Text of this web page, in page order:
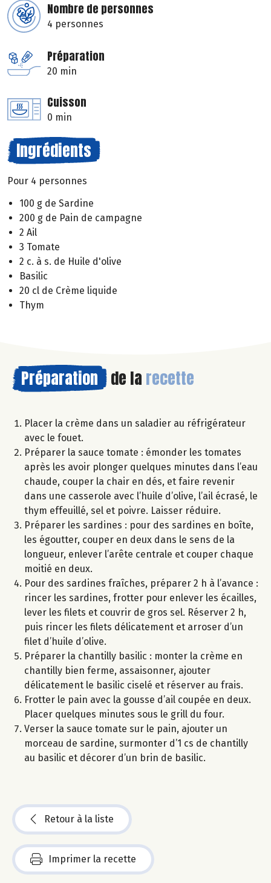
Nombre de personnes
4 personnes
Préparation
20 min
Cuisson
0 min
Ingrédients
Pour 4 personnes
100 g de Sardine
200 g de Pain de campagne
2 Ail
3 Tomate
2 c. à s. de Huile d'olive
Basilic
20 cl de Crème liquide
Thym
Préparation de la recette
Placer la crème dans un saladier au réfrigérateur
avec le fouet.
Préparer la sauce tomate : émonder les tomates
après les avoir plonger quelques minutes dans l’eau
chaude, couper la chair en dés, et faire revenir
dans une casserole avec l’huile d’olive, l’ail écrasé, le
thym effeuillé, sel et poivre. Laisser réduire.
Préparer les sardines : pour des sardines en boîte,
les égoutter, couper en deux dans le sens de la
longueur, enlever l’arête centrale et couper chaque
moitié en deux.
Pour des sardines fraîches, préparer 2 h à l’avance :
rincer les sardines, frotter pour enlever les écailles,
lever les filets et couvrir de gros sel. Réserver 2 h,
puis rincer les filets délicatement et arroser d’un
filet d’huile d’olive.
Préparer la chantilly basilic : monter la crème en
chantilly bien ferme, assaisonner, ajouter
délicatement le basilic ciselé et réserver au frais.
Frotter le pain avec la gousse d’ail coupée en deux.
Placer quelques minutes sous le grill du four.
Verser la sauce tomate sur le pain, ajouter un
morceau de sardine, surmonter d’1 cs de chantilly
au basilic et décorer d’un brin de basilic.
Retour à la liste
Imprimer la recette